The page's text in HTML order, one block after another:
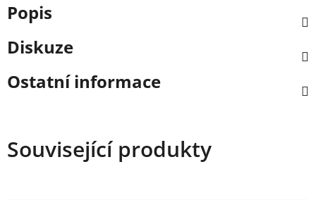
Popis
Diskuze
Ostatní informace
Související produkty